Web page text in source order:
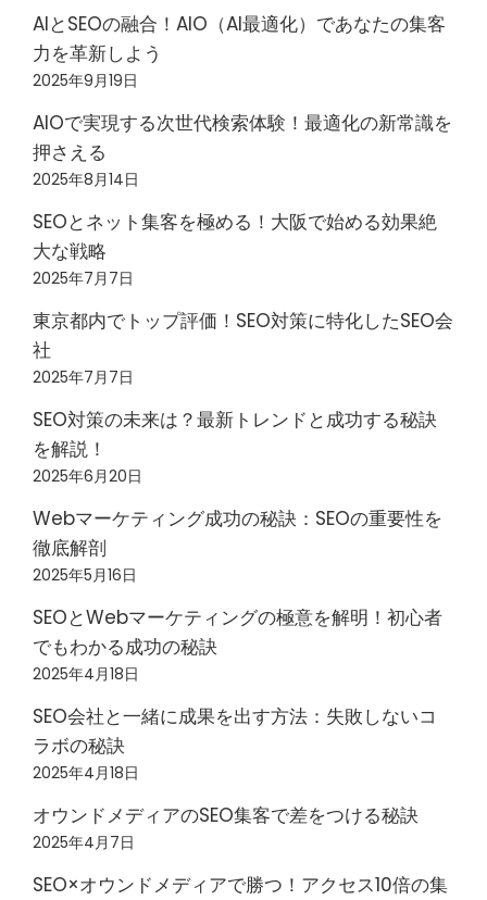
AIとSEOの融合！AIO（AI最適化）であなたの集客
力を革新しよう
2025年9月19日
AIOで実現する次世代検索体験！最適化の新常識を
押さえる
2025年8月14日
SEOとネット集客を極める！大阪で始める効果絶
大な戦略
2025年7月7日
東京都内でトップ評価！SEO対策に特化したSEO会
社
2025年7月7日
SEO対策の未来は？最新トレンドと成功する秘訣
を解説！
2025年6月20日
Webマーケティング成功の秘訣：SEOの重要性を
徹底解剖
2025年5月16日
SEOとWebマーケティングの極意を解明！初心者
でもわかる成功の秘訣
2025年4月18日
SEO会社と一緒に成果を出す方法：失敗しないコ
ラボの秘訣
2025年4月18日
オウンドメディアのSEO集客で差をつける秘訣
2025年4月7日
SEO×オウンドメディアで勝つ！アクセス10倍の集